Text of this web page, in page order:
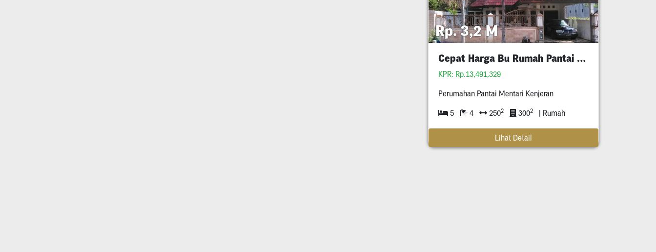
Rp. 3,2 M
Cepat Harga Bu Rumah Pantai Mentari Jalan Kembar
KPR: Rp.13,491,329
Perumahan Pantai Mentari Kenjeran
5 4 2502 3002 | Rumah
Lihat Detail